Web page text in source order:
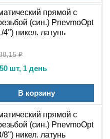
инструмента –
упора для фиксации и
для извлечения .
среды через цанговое
до 1,0 МПа и
МПа ;
обслуживания при
монтаж и демонтаж
.
прямой с
(син.) PnevmoOpt
4") никел. латунь
₽
шт, 1 день
В корзину
прямой с
(син.) PnevmoOpt
8") никел. латунь